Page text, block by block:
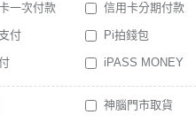
一次付款 信用卡分期付款
付 Pi拍錢包
iPASS MONEY
神腦門市取貨